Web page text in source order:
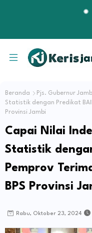
Beranda Pjs. Gubernur
Statistik dengan Predikat
Provinsi Jambi
Capai Nilai
Statistik
Pemprov
BPS Provinsi
Rabu, Oktober 23, 2024